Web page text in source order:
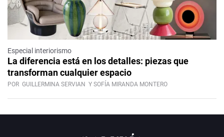
Especial interiorismo
La diferencia está en los detalles: piezas que
transforman cualquier espacio
POR GUILLERMINA SERVIAN Y SOFÍA MIRANDA MONTERO